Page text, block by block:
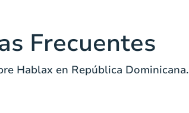
Frecuentes
Hablax en República Dominicana.